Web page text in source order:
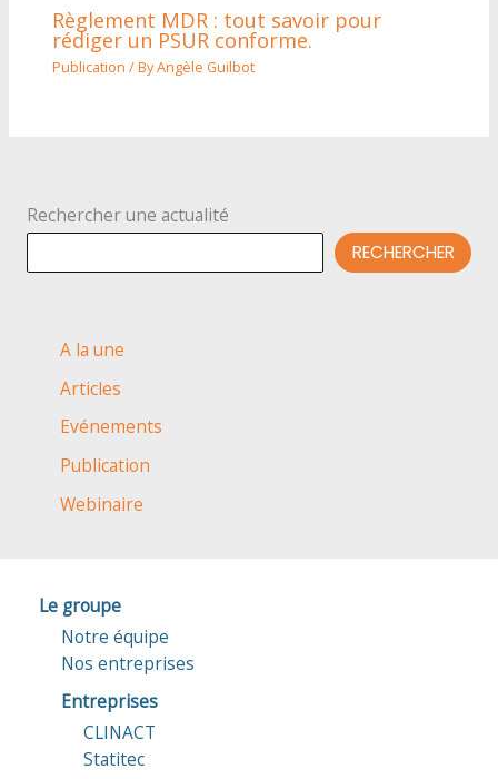
Règlement MDR : tout savoir pour
rédiger un PSUR conforme.
Publication / ByAngèle Guilbot
Rechercher une actualité
RECHERCHER
A la une
Articles
Evénements
Publication
Webinaire
Le groupe
Notre équipe
Nos entreprises
Entreprises
CLINACT
Statitec